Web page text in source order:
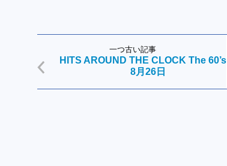
一つ古い記事
HITS AROUND THE CLOCK The 60’s
8月26日